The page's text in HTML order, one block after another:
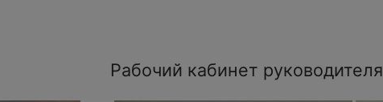
Рабочий кабинет руководителя